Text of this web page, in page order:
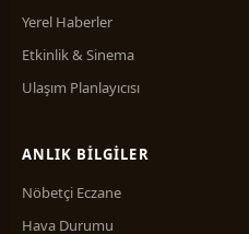
Yerel Haberler
Etkinlik & Sinema
Ulaşım Planlayıcısı
ANLIK BILGILER
Nöbetçi Eczane
Hava Durumu